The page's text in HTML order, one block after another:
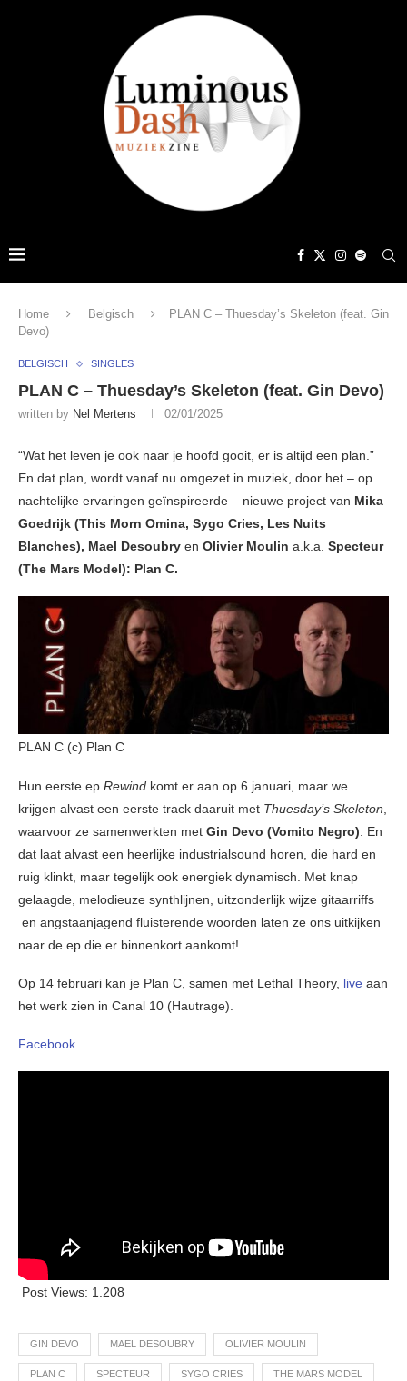
Home Belgisch
PLAN C – Thuesday’s Skeleton (feat. Gin
Devo)
BELGISCH SINGLES
PLAN C – Thuesday’s Skeleton (feat. Gin Devo)
written by Nel Mertens 02/01/2025
“Wat het leven je ook naar je hoofd gooit, er is altijd een plan.”
En dat plan, wordt vanaf nu omgezet in muziek, door het – op
nachtelijke ervaringen geïnspireerde – nieuwe project van Mika
Goedrijk (This Morn Omina, Sygo Cries, Les Nuits
Blanches), Mael Desoubry en Olivier Moulin a.k.a. Specteur
(The Mars Model): Plan C.
PLAN C (c) Plan C
Hun eerste ep Rewind komt er aan op 6 januari, maar we
krijgen alvast een eerste track daaruit met Thuesday’s Skeleton
waarvoor ze samenwerkten met Gin Devo (Vomito Negro) . En
dat laat alvast een heerlijke industrialsound horen, die hard en
ruig klinkt, maar tegelijk ook energiek dynamisch. Met knap
gelaagde, melodieuze synthlijnen, uitzonderlijk wijze gitaarriffs
en angstaanjagend fluisterende woorden laten ze ons uitkijken
naar de ep die er binnenkort aankomt!
Op 14 februari kan je Plan C, samen met Lethal Theory, live aan
het werk zien in Canal 10 (Hautrage).
Facebook
Post Views: 1.208
GIN DEVO MAEL DESOUBRY OLIVIER MOULIN
PLAN C SPECTEUR SYGO CRIES THE MARS MODEL